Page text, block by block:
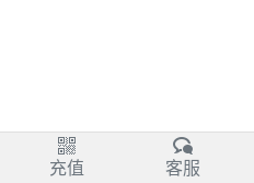
充值 客服